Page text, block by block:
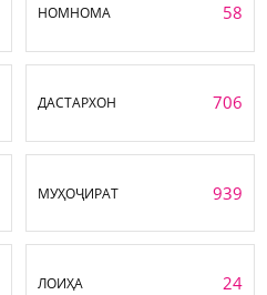
НОМНОМА 58
ДАСТАРХОН 706
МУҲОҶИРАТ 939
ЛОИҲА 24